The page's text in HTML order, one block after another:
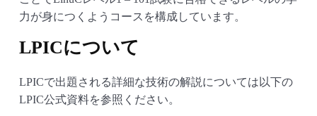
力が身につくようコースを構成しています。
LPICについて
LPICで出題される詳細な技術の解説については以下の
LPIC公式資料を参照ください。